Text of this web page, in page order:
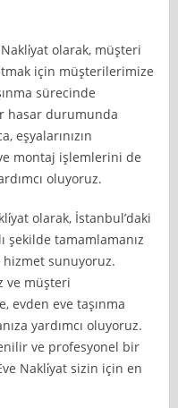
olarak, müşteri
için müşterilerimize
sürecinde
hasar durumunda
eşyalarınızın
montaj işlemlerini de
oluyoruz.
olarak, İstanbul’daki
şekilde tamamlamanız
sunuyoruz.
ve müşteri
evden eve taşınma
yardımcı oluyoruz.
ve profesyonel bir
Nakli̇yat sizin için en